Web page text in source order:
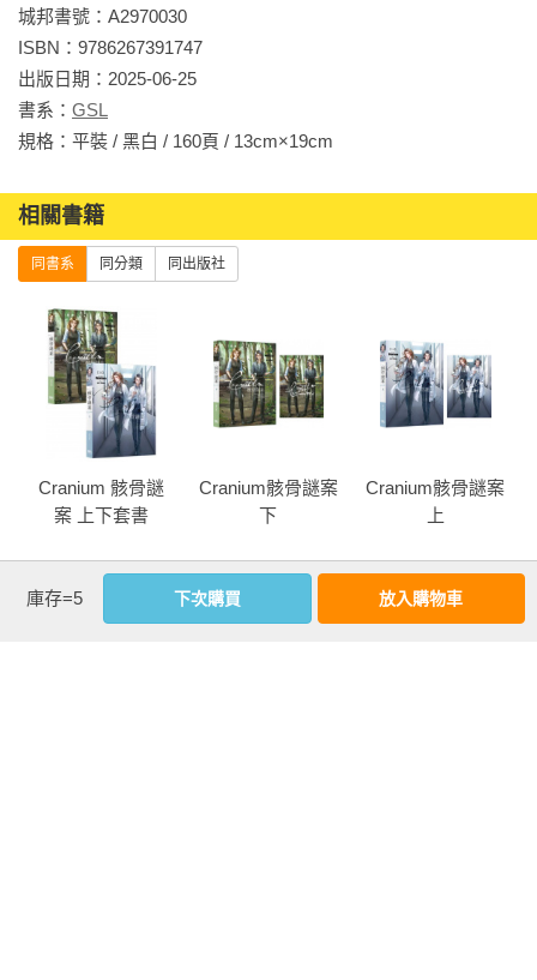
城邦書號：A2970030
ISBN：9786267391747
出版日期：2025-06-25
書系： GSL
規格：平裝 / 黑白 / 160頁 / 13cm×19cm
相關書籍
同書系 同分類 同出版社
Cranium 骸骨謎
案 上下套書
Cranium骸骨謎案
下
Cranium骸骨謎案
上
more
庫存=5 下次購買 放入購物車